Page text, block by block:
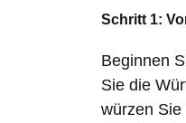
Schritt 1:
Beginnen
Sie die
würzen